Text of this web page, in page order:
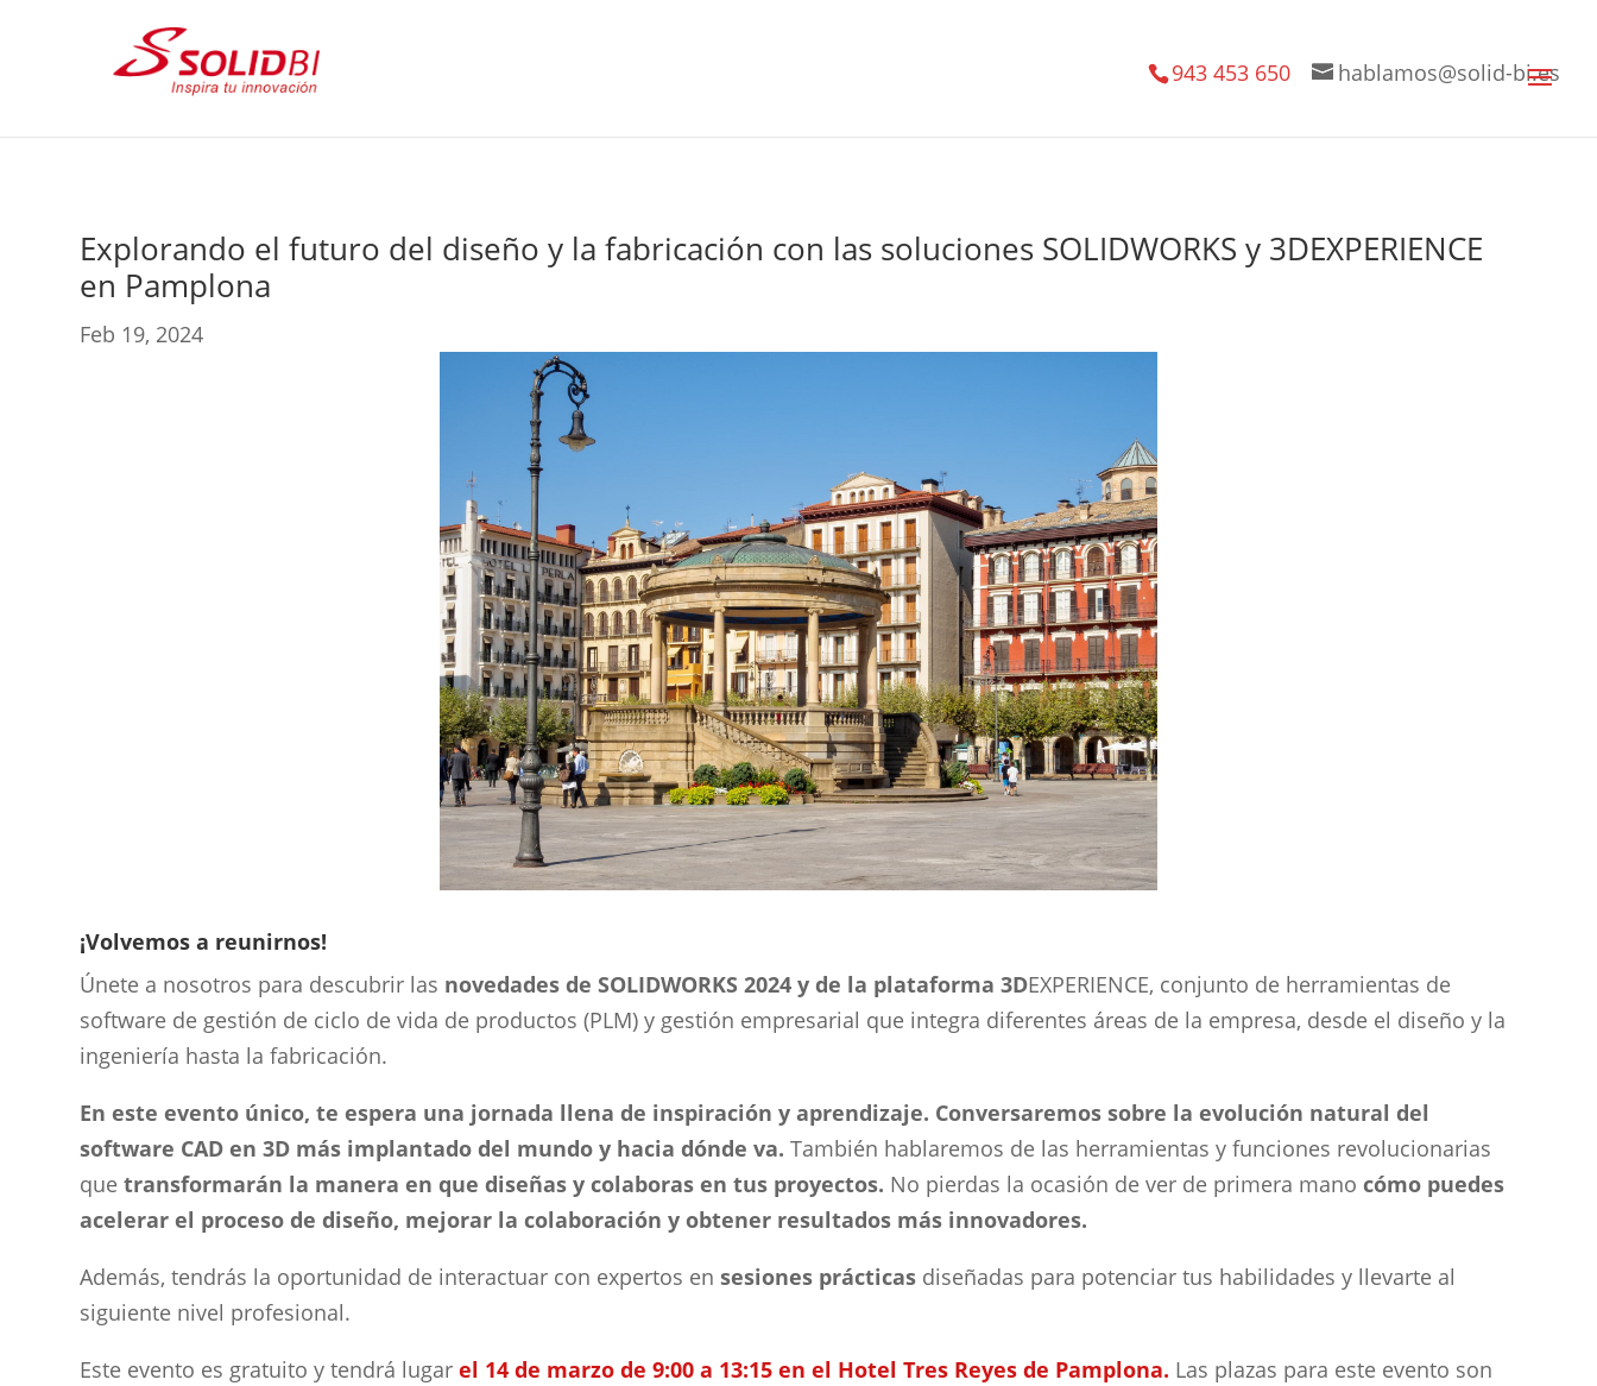
943 453 650 hablamos@solid-bi.es
Explorando el futuro del diseño y la fabricación con las soluciones SOLIDWORKS y 3DEXPERIENCE
en Pamplona
Feb 19, 2024
¡Volvemos a reunirnos!
Únete a nosotros para descubrir las novedades de SOLIDWORKS 2024 y de la plataforma 3DEXPERIENCE, conjunto de herramientas de
software de gestión de ciclo de vida de productos (PLM) y gestión empresarial que integra diferentes áreas de la empresa, desde el diseño y la
ingeniería hasta la fabricación.
En este evento único, te espera una jornada llena de inspiración y aprendizaje. Conversaremos sobre la evolución natural del
software CAD en 3D más implantado del mundo y hacia dónde va.También hablaremos de las herramientas y funciones revolucionarias
quetransformarán la manera en que diseñas y colaboras en tus proyectos. No pierdas la ocasión de ver de primera manocómo puedes
acelerar el proceso de diseño, mejorar la colaboración y obtener resultados más innovadores.
Además, tendrás la oportunidad de interactuar con expertos ensesiones prácticas diseñadas para potenciar tus habilidades y llevarte al
siguiente nivel profesional.
Este evento es gratuito y tendrá lugarel 14 de marzode 9:00 a 13:15 en el Hotel Tres Reyes de Pamplona. Las plazas para este evento son